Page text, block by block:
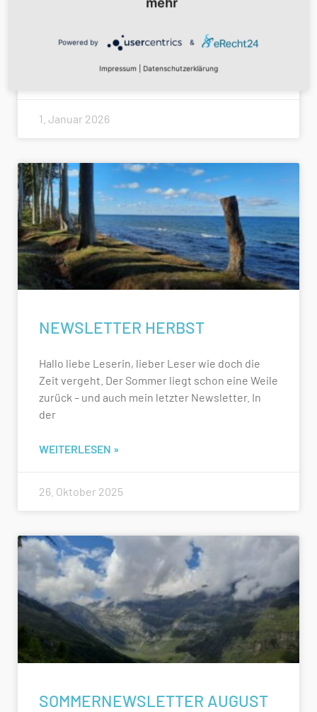
erste Januar. Der erste Tag des neuen Jahres
Newsletter zu
WEITERLESEN »
1. Januar 2026
NEWSLETTER HERBST
Hallo liebe Leserin, lieber Leser wie doch die
Zeit vergeht. Der Sommer liegt schon eine Weile
zurück – und auch mein letzter Newsletter. In
der
WEITERLESEN »
26. Oktober 2025
SOMMERNEWSLETTER AUGUST
Powered by &
Impressum Datenschutzerklärung